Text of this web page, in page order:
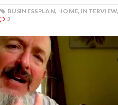
BUSINESSPLAN, HOME, INTERVIEW,
2